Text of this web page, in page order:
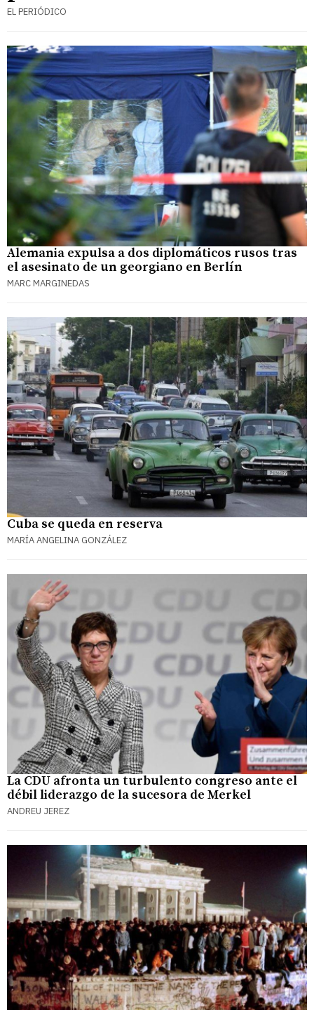
EL PERIÓDICO
Alemania expulsa a dos diplomáticos rusos tras
el asesinato de un georgiano en Berlín
MARC MARGINEDAS
Cuba se queda en reserva
MARÍA ANGELINA GONZÁLEZ
La CDU afronta un turbulento congreso ante el
débil liderazgo de la sucesora de Merkel
ANDREU JEREZ